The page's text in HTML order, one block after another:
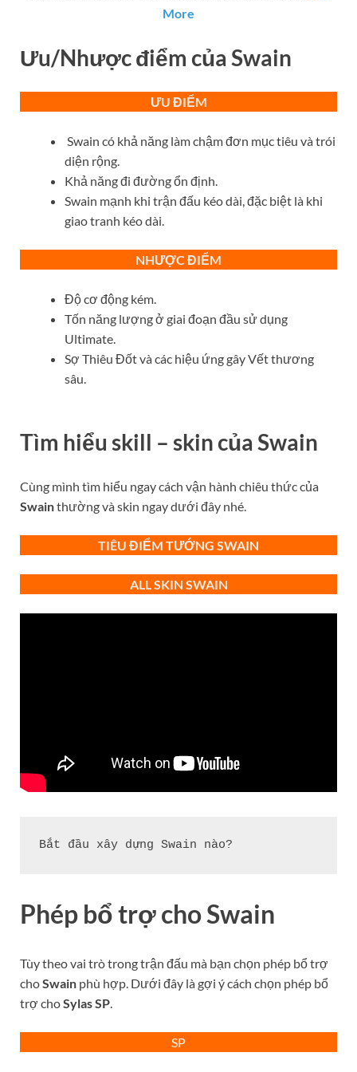
More
Ưu/Nhược điểm của Swain
ƯU ĐIỂM
Swain có khả năng làm chậm đơn mục tiêu và trói
diện rộng.
Khả năng đi đường ổn định.
Swain mạnh khi trận đấu kéo dài, đặc biệt là khi
giao tranh kéo dài.
NHƯỢC ĐIỂM
Độ cơ động kém.
Tốn năng lượng ở giai đoạn đầu sử dụng
Ultimate.
Sợ Thiêu Đốt và các hiệu ứng gây Vết thương
sâu.
Tìm hiểu skill – skin của Swain
Cùng mình tìm hiểu ngay cách vận hành chiêu thức của
Swainthường và skin ngay dưới đây nhé.
TIÊU ĐIỂM TƯỚNG SWAIN
ALLSKIN SWAIN
Bắt đầu xây dựng Swain nào?
Phép bổ trợ cho Swain
Tùy theo vai trò trong trận đấu mà bạn chọn phép bổ trợ
choSwain phù hợp. Dưới đây là gợi ý cách chọn phép bổ
trợ choSylasSP
SP